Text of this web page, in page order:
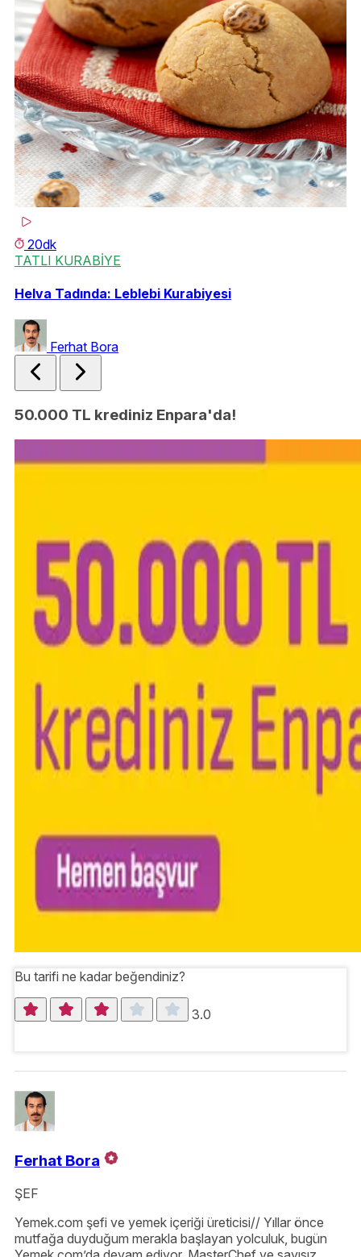
20dk
TATLI KURABİYE
Helva Tadında: Leblebi Kurabiyesi
Ferhat Bora
50.000 TL krediniz Enpara'da!
Bu tarifi ne kadar beğendiniz?
3.0
Ferhat Bora
ŞEF
Yemek.com şefi ve yemek içeriği üreticisi// Yıllar önce
mutfağa duyduğum merakla başlayan yolculuk, bugün